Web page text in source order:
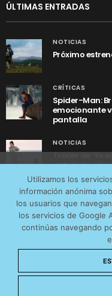
ÚLTIMAS ENTRADAS
NOTICIAS
Próximo
CRÍTICAS
Spider-Man:
emocionante
pantalla
NOTICIAS
Tráiler de ‘Yo
detrás de
AVISO LEGAL
© 2026
Utilizamos los
información anónima
los usuarios que
los servicios de Google
continúas navegando
tráfico web que
más os interesan.
obtener más
utilizamos en nuestra